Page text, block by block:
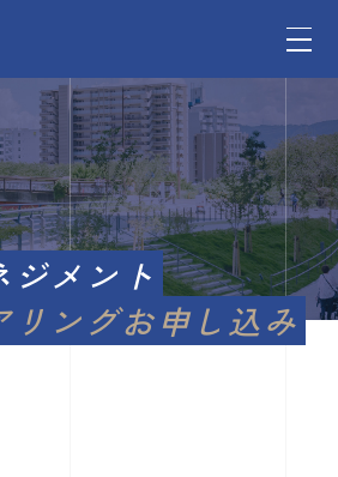
ジメント
リングお申し込み